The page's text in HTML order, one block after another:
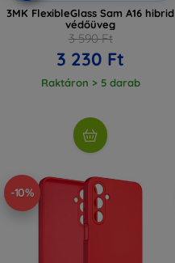
3MK FlexibleGlass Sam A16 hibrid
védőüveg
3 590 Ft
3 230 Ft
Raktáron > 5 darab
-10%